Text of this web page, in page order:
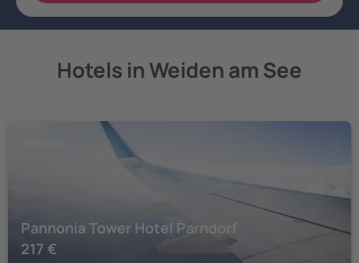
Hotels in Weiden am See
Pannonia Tower Hotel Parndorf
217 €